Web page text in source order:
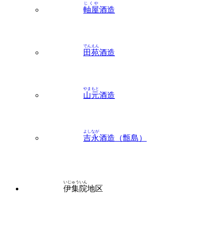
軸屋
じくや
酒造
田苑
でんえん
酒造
山元
やまもと
酒造
吉永
よしなが
酒造（甑島）
伊集院
いじゅういん
地区